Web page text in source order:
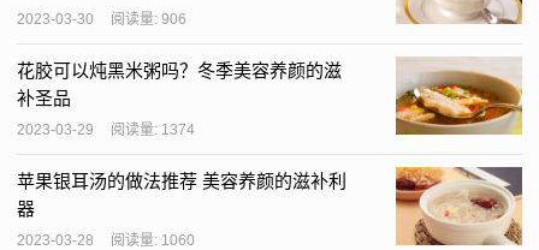
2023-03-30 阅读量: 906
花胶可以炖黑米粥吗？冬季美容养颜的滋
补圣品
2023-03-29 阅读量: 1374
苹果银耳汤的做法推荐 美容养颜的滋补利
器
2023-03-28 阅读量: 1060